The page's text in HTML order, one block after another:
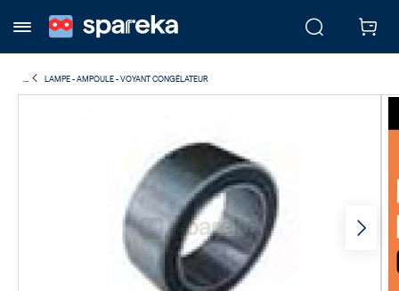
LAMPE - AMPOULE - VOYANT CONGÉLATEUR